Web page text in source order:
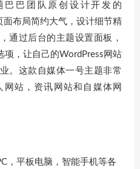
巴巴团队原创设计开发的
布局简约大气，设计细节精
通过后台的主题设置面板，
项，让自己的WordPress网站
。这款自媒体一号主题非常
站，资讯网站和自媒体网
，平板电脑，智能手机等各